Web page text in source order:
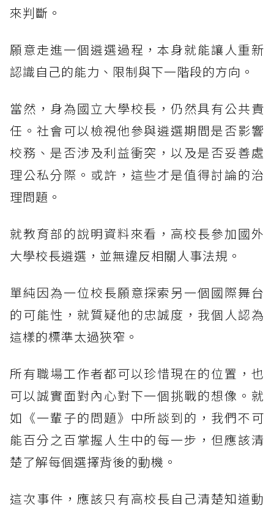
來判斷。
願意走進一個遴選過程，本身就能讓人重新
認識自己的能力、限制與下一階段的方向。
當然，身為國立大學校長，仍然具有公共責
任。社會可以檢視他參與遴選期間是否影響
校務、是否涉及利益衝突，以及是否妥善處
理公私分際。或許，這些才是值得討論的治
理問題。
就教育部的說明資料來看，高校長參加國外
大學校長遴選，並無違反相關人事法規。
單純因為一位校長願意探索另一個國際舞台
的可能性，就質疑他的忠誠度，我個人認為
這樣的標準太過狹窄。
所有職場工作者都可以珍惜現在的位置，也
可以誠實面對內心對下一個挑戰的想像。就
如《一輩子的問題》中所談到的，我們不可
能百分之百掌握人生中的每一步，但應該清
楚了解每個選擇背後的動機。
這次事件，應該只有高校長自己清楚知道動